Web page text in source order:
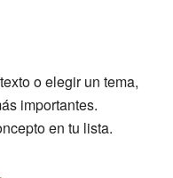
o elegir un tema,
importantes.
en tu lista.